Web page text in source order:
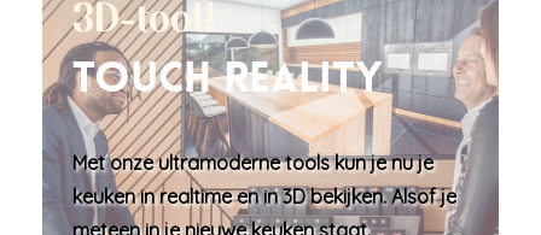
3D-tool!
Touch Reality
Met onze ultramoderne tools kun je nu je
keuken inrealtime en in 3D bekijken. Alsof je
meteen in je nieuwe keuken staat.